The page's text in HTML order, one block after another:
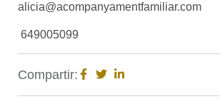
alicia@acompanyamentfamiliar.com
649005099
Compartir: